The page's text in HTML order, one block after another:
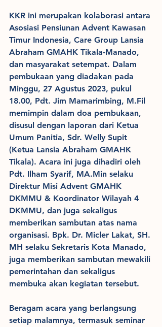
KKR ini merupakan kolaborasi antara
Asosiasi Pensiunan Advent Kawasan
Timur Indonesia, Care Group Lansia
Abraham GMAHK Tikala-Manado,
dan masyarakat setempat. Dalam
pembukaan yang diadakan pada
Minggu, 27 Agustus 2023, pukul
18.00, Pdt. Jim Mamarimbing, M.Fil
memimpin dalam doa pembukaan,
disusul dengan laporan dari Ketua
Umum Panitia, Sdr. Welly Supit
(Ketua Lansia Abraham GMAHK
Tikala). Acara ini juga dihadiri oleh
Pdt. Ilham Syarif, MA.Min selaku
Direktur Misi Advent GMAHK
DKMMU & Koordinator Wilayah 4
DKMMU, dan juga sekaligus
memberikan sambutan atas nama
organisasi. Bpk. Dr. Micler Lakat, SH.
MH selaku Sekretaris Kota Manado,
juga memberikan sambutan mewakili
pemerintahan dan sekaligus
membuka akan kegiatan tersebut.
Beragam acara yang berlangsung
setiap malamnya, termasuk seminar